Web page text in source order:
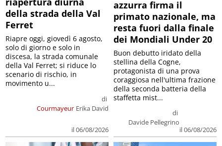
della strada della Val
Ferret
Courmayeur
di
Erika David
il 06/08/2026
Riapre oggi, giovedì 6 agosto,
solo di giorno e solo in
discesa, la strada comunale
della Val Ferret; si riduce lo
scenario di rischio, in
movimento u...
azzurra firma il
primato nazionale, ma
resta fuori dalla finale
dei Mondiali Under 20
di
Davide Pellegrino
il 06/08/2026
Buon debutto iridato della
stellina della Cogne,
protagonista di una prova
coraggiosa nell'ultima frazione
della seconda batteria della
staffetta mist...